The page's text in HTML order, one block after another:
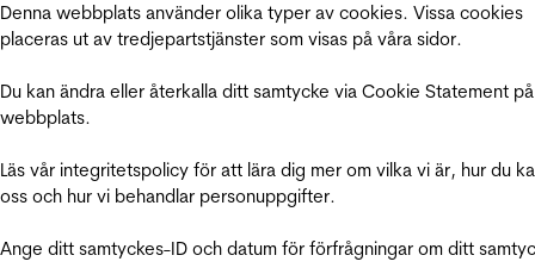
Denna webbplats använder olika typer av cookies. Vissa cookies
placeras ut av tredjepartstjänster som visas på våra sidor.
Du kan ändra eller återkalla ditt samtycke via Cookie Statement
webbplats.
Läs vår integritetspolicy för att lära dig mer om vilka vi är, hur du
oss och hur vi behandlar personuppgifter.
Ange ditt samtyckes-ID och datum för förfrågningar om ditt